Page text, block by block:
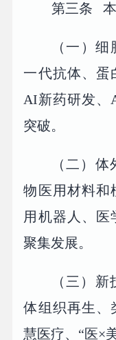
第三条 本
（一）
一代抗体、蛋
AI新药研发、
突破。
（二）
物医用材料和
用机器人、医
聚集发展。
（三）
体组织再生、
慧医疗、“医×